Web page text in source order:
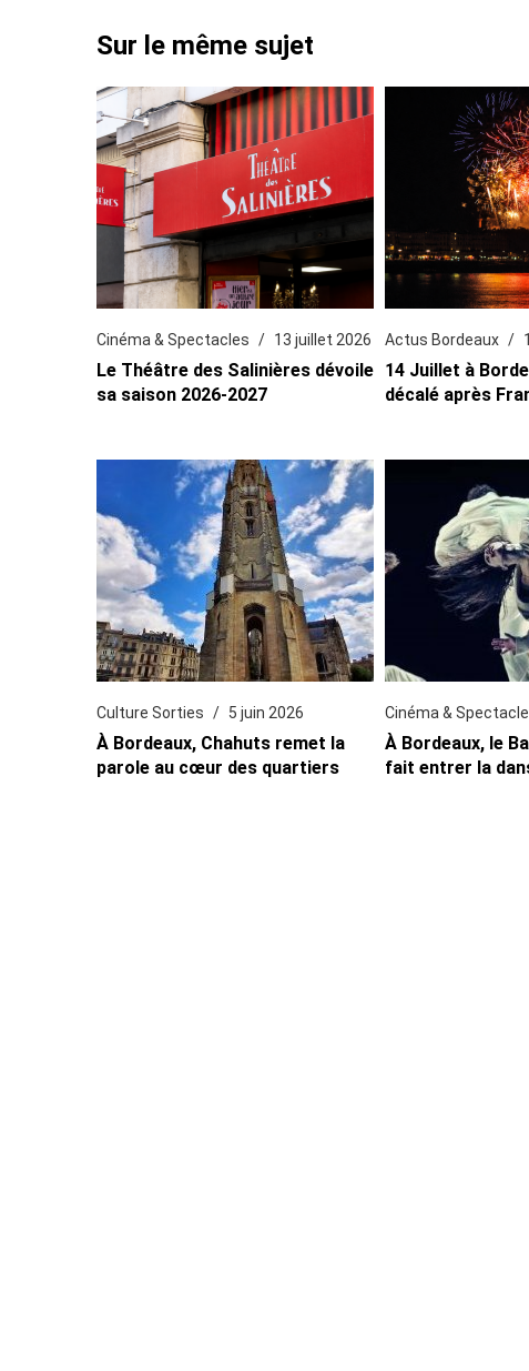
Sur le même sujet
Cinéma & Spectacles 13 juillet 2026
Le Théâtre des Salinières dévoile
sa saison 2026-2027
Actus Bordeaux
14 Juillet à
décalé après
Culture Sorties 5 juin 2026
À Bordeaux, Chahuts remet la
parole au cœur des quartiers
Cinéma &
À Bordeaux, le
fait entrer la